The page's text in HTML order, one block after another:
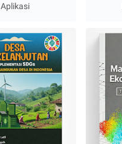
Aplikasi